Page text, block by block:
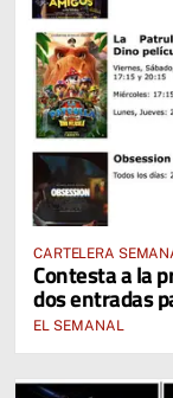
CARTELERA
2026
Contesta a la
dos entradas
EL SEMANAL